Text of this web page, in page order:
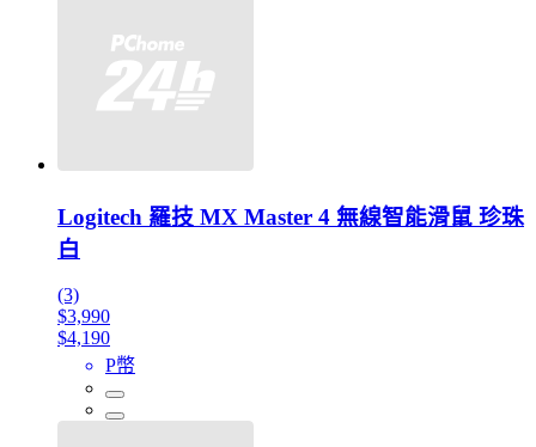
Logitech 羅技 MX Master 4 無線智能滑鼠 珍珠
白
(3)
$3,990
$4,190
P幣